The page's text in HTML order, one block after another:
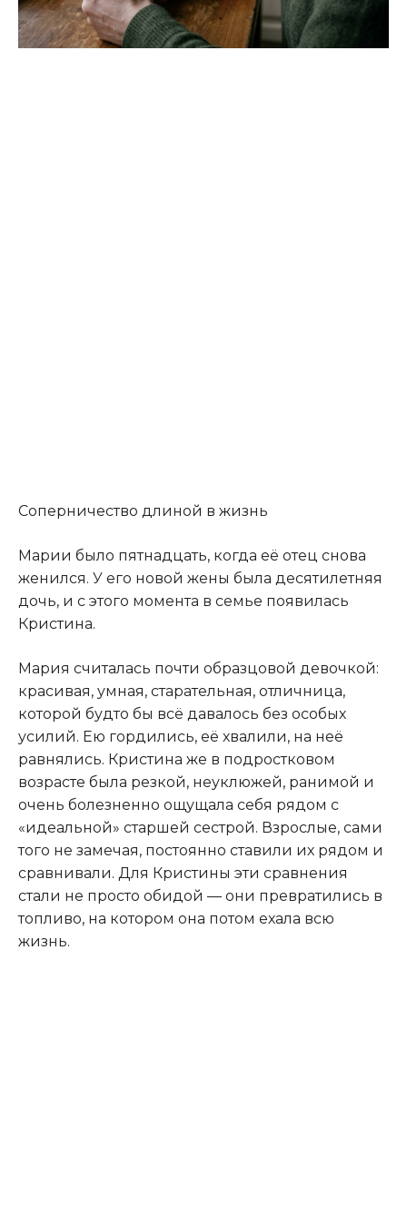
Соперничество длиной в жизнь
Марии было пятнадцать, когда её отец снова
женился. У его новой жены была десятилетняя
дочь, и с этого момента в семье появилась
Кристина.
Мария считалась почти образцовой девочкой:
красивая, умная, старательная, отличница,
которой будто бы всё давалось без особых
усилий. Ею гордились, её хвалили, на неё
равнялись. Кристина же в подростковом
возрасте была резкой, неуклюжей, ранимой и
очень болезненно ощущала себя рядом с
«идеальной» старшей сестрой. Взрослые, сами
того не замечая, постоянно ставили их рядом и
сравнивали. Для Кристины эти сравнения
стали не просто обидой — они превратились в
топливо, на котором она потом ехала всю
жизнь.